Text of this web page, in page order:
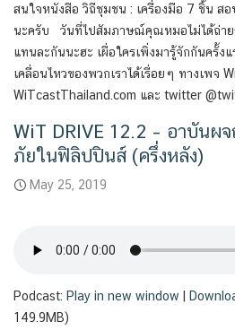
สนใจหนังสือ วิถีชุมชน : เครื่องมือ 7 ชิ้น ส
นะครับ วันที่ไปสัมภาษณ์คุณหมอไม่ได้ถ่ายรู
แทนละกันนะฮะ เผื่อใครเพิ่งมารู้จักกันครั้ง
เคลื่อนไหวของพวกเราได้เรื่อยๆ ทางเพจ
WiTcastThailand.com และ twitter
WiT DRIVE 12.2 – อาบันผ
ภัยในฟิลิปปินส์ (ครึ่งหลัง)
May 25, 2019
Podcast: Play in new window
149.9MB)